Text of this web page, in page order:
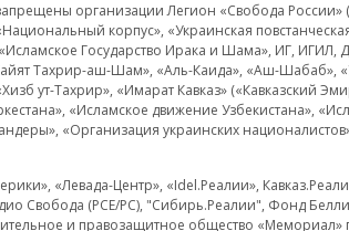
организации Легион «Свобода России»
корпус», «Украинская
Государство Ирака и Шама», ИГ,
Тахрир-аш-Шам», «Аль-Каида», «Аш-Шабаб»,
ут-Тахрир», «Имарат Кавказ» («Кавказский
«Исламское движение Узбекистана»,
«Организация украинских
«Левада-Центр», «Idel.Реалии»,
Свобода (PCE/PC), "Сибирь.Реалии", Фонд
и правозащитное общество «Мемориал»